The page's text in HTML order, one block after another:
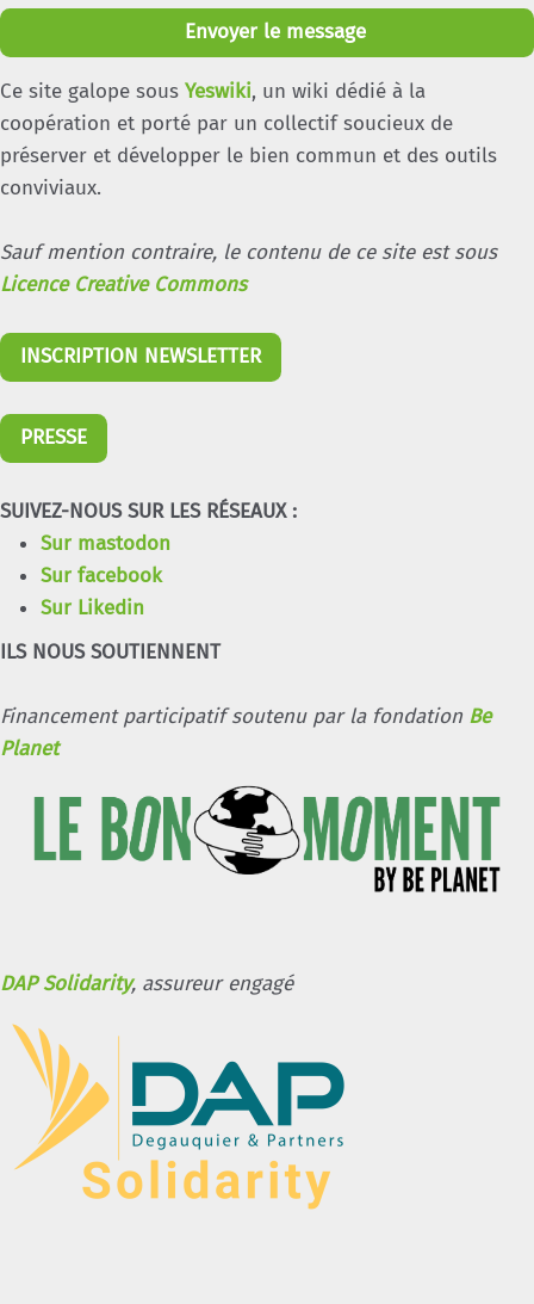
Envoyer le message
Ce site galope sous Yeswiki, un wiki dédié à la
coopération et porté par un collectif soucieux de
préserver et développer le bien commun et des outils
conviviaux.
Sauf mention contraire, le contenu de ce site est sous
Licence Creative Commons
INSCRIPTION NEWSLETTER
PRESSE
SUIVEZ-NOUS SUR LES RÉSEAUX :
Sur mastodon
Sur facebook
Sur Likedin
ILS NOUS SOUTIENNENT
Financement participatif soutenu par la fondation Be
Planet
DAP Solidarity, assureur engagé